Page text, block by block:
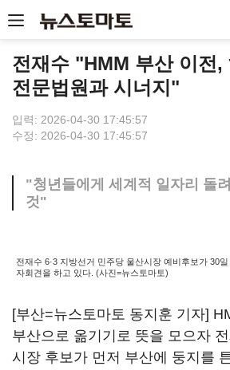
전재수 "HMM 부산 이전,
전문법원과 시너지"
입력: 2026-04-30 17:45:57
수정: 2026-04-30 17:45:57
"청년들에게 세계적 일자리 돌
것"
전재수 6·3 지방선거 민주당 울산시장 예비후보가 30
자회견을 하고 있다. (사진=뉴스토마토)
[부산=뉴스토마토 동지훈 기자]
부산으로 옮기기로 뜻을 모으자
시장 후보가 먼저 부산에 둥지를